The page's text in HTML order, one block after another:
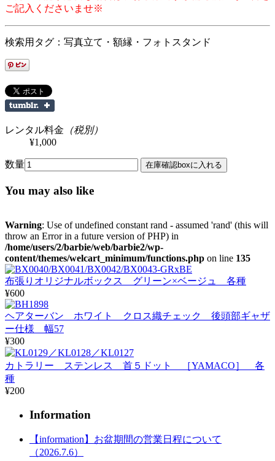
ご記入くださいませ※
検索用タグ：写真立て・額縁・フォトスタンド
レンタル料金 （税別）
¥1,000
数量
You may also like
Warning: Use of undefined constant rand - assumed 'rand' (this will
throw an Error in a future version of PHP) in
/home/users/2/barbie/web/barbie2/wp-
content/themes/welcart_minimum/functions.php on line 135
布張りオリジナルボックス グリーン×ベージュ 各種
¥600
ヘアターバン ホワイト クロス織チェック 後頭部ギャザ
ー仕様 幅57
¥300
カトラリー ステンレス 首５ドット ［YAMACO］ 各
種
¥200
Information
【information】お盆期間の営業日程について
（2026.7.6）